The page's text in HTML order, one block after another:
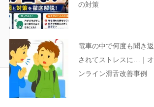
の対策
電車の中で何度も聞き返
されてストレスに…｜オ
ンライン滑舌改善事例